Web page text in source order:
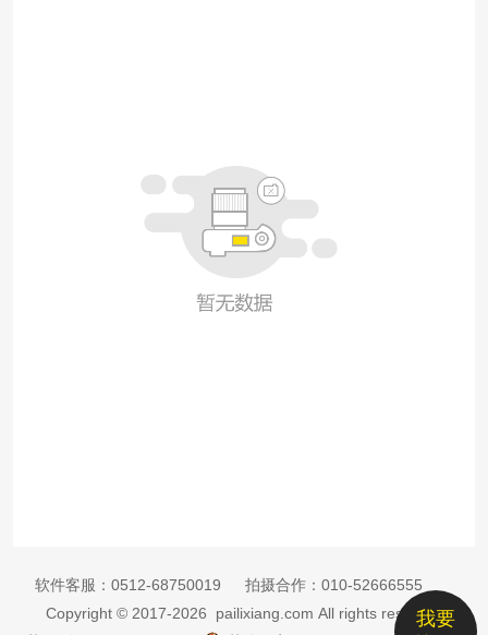
我要
软件客服： 0512-68750019 拍摄合作： 010-52666555
Copyright © 2017-2026 pailixiang.com All rights reserved